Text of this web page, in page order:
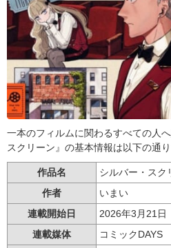
一本のフィルムに関わるすべての人
スクリーン』の基本情報は以下の通り
作品名
シルバー・スク
作者
いまい
連載開始日
2026年3月21日
連載媒体
コミックDAYS